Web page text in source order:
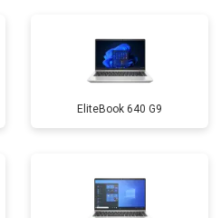
EliteBook 640 G9